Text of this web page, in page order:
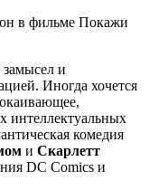
и
Иногда хочется
интеллектуальных
комедия
и Скарлетт
DC Comics и